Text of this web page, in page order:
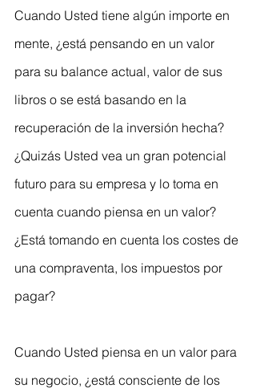
Cuando Usted tiene algún importe en
mente, ¿está pensando en un valor
para su balance actual, valor de sus
libros o se está basando en la
recuperación de la inversión hecha?
¿Quizás Usted vea un gran potencial
futuro para su empresa y lo toma en
cuenta cuando piensa en un valor?
¿Está tomando en cuenta los costes de
una compraventa, los impuestos por
pagar?
Cuando Usted piensa en un valor para
su negocio, ¿está consciente de los